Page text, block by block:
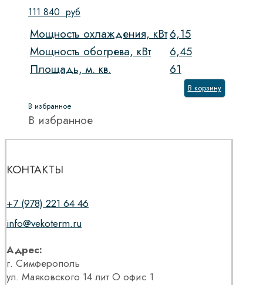
111 840 руб
Мощность охлаждения, кВт6,15
Мощность обогрева, кВт
6,45
Площадь, м. кв.
61
В корзину
В избранное
В избранное
КОНТАКТЫ
+7 (978) 221 64 46
info@vekoterm.ru
Адрес:
г. Симферополь
ул. Маяковского 14 лит О офис 1